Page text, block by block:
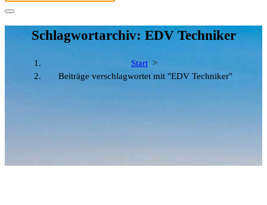
nach:
Schlagwortarchiv: EDV Techniker
Start >
Beiträge verschlagwortet mit "EDV Techniker"